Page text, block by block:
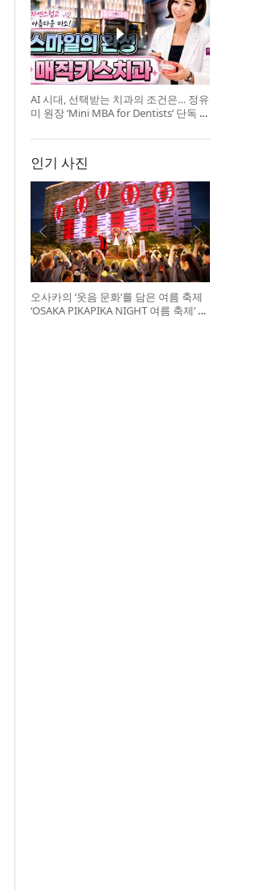
AI 시대, 선택받는 치과의 조건은… 정유
미 원장 ‘Mini MBA for Dentists’ 단독 특
인기 사진
오사카의 ‘웃음 문화’를 담은 여름 축제
‘OSAKA PIKAPIKA NIGHT 여름 축제’ 개